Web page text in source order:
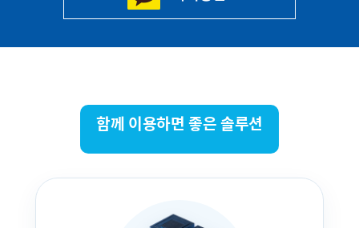
함께 이용하면 좋은 솔루션